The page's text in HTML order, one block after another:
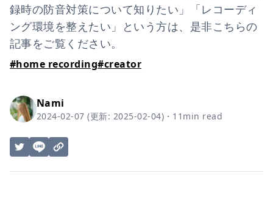
録時の防音対策について知りたい」「レコーディ
ング環境を整えたい」という方は、是非こちらの
記事をご覧ください。
#home recording#creator
Nami
2024-02-07 (更新: 2025-02-04) ・ 11 min read